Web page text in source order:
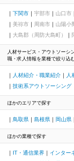
下関市 宇部市 山口市
美祢市
周南市 山陽小
大島郡（周防大島町）
人材サービス・アウトソーシ
職・求人情報を業種で絞り込
人材紹介・職業紹介 人
技術系アウトソーシング
ほかのエリアで探す
鳥取県 島根県 岡山県
ほかの業種で探す
IT・通信業界
インター